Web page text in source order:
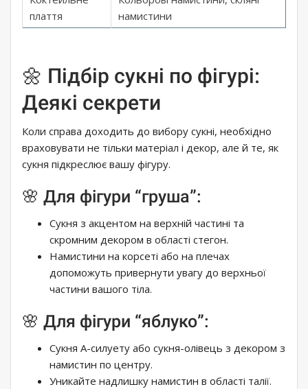
плаття
намистини
🌼 Підбір сукні по фігурі:
Деякі секрети
Коли справа доходить до вибору сукні, необхідно
враховувати не тільки матеріал і декор, але й те, як
сукня підкреслює вашу фігуру.
🌸 Для фігури “груша”:
Сукня з акцентом на верхній частині та
скромним декором в області стегон.
Намистини на корсеті або на плечах
допоможуть привернути увагу до верхньої
частини вашого тіла.
🌸 Для фігури “яблуко”:
Сукня А-силуету або сукня-олівець з декором з
намистин по центру.
Уникайте надлишку намистин в області талії.